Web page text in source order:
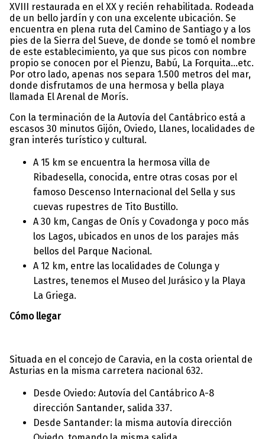
XVIII restaurada en el XX y recién rehabilitada. Rodeada
de un bello jardín y con una excelente ubicación. Se
encuentra en plena ruta del Camino de Santiago y a los
pies de la Sierra del Sueve, de donde se tomó el nombre
de este establecimiento, ya que sus picos con nombre
propio se conocen por el Pienzu, Babú, La Forquita...etc.
Por otro lado, apenas nos separa 1.500 metros del mar,
donde disfrutamos de una hermosa y bella playa
llamada El Arenal de Morís.
Con la terminación de la Autovía del Cantábrico está a
escasos 30 minutos Gijón, Oviedo, Llanes, localidades de
gran interés turístico y cultural.
A 15 km se encuentra la hermosa villa de
Ribadesella, conocida, entre otras cosas por el
famoso Descenso Internacional del Sella y sus
cuevas rupestres de Tito Bustillo.
A 30 km, Cangas de Onís y Covadonga y poco más
los Lagos, ubicados en unos de los parajes más
bellos del Parque Nacional.
A 12 km, entre las localidades de Colunga y
Lastres, tenemos el Museo del Jurásico y la Playa
La Griega.
Cómo llegar
Situada en el concejo de Caravia, en la costa oriental de
Asturias en la misma carretera nacional 632.
Desde Oviedo: Autovía del Cantábrico A-8
dirección Santander, salida 337.
Desde Santander: la misma autovía dirección